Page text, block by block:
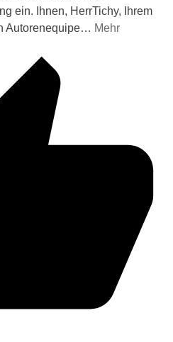
ein. Ihnen, HerrTichy, Ihrem
Autorenequipe… Mehr